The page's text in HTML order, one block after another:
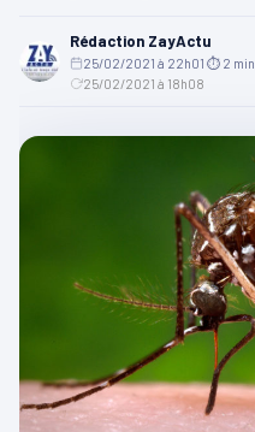
Rédaction ZayActu
25/02/2021 à 22h01 ⏱ 2 min
25/02/2021 à 18h08